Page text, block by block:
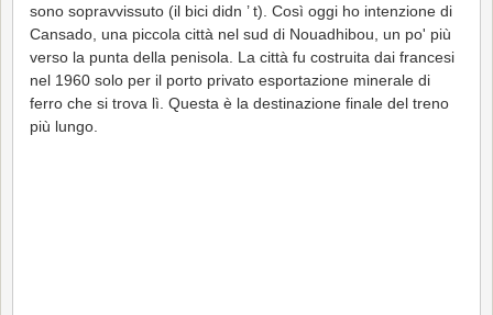
sono sopravvissuto (il bici didn ’ t). Così oggi ho intenzione di
Cansado, una piccola città nel sud di Nouadhibou, un po' più
verso la punta della penisola. La città fu costruita dai francesi
nel 1960 solo per il porto privato esportazione minerale di
ferro che si trova lì. Questa è la destinazione finale del treno
più lungo.